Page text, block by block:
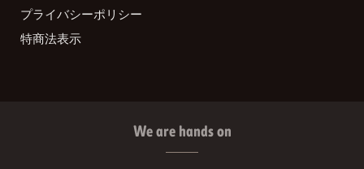
プライバシーポリシー
特商法表示
We are hands on